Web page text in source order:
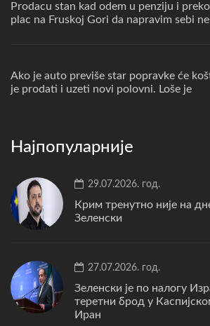
Prodacu stan kad odem u penziju i
plac na Fruskoj Gori da napravim sebi
Ako je auto previše star popravke će
je prodati i uzeti novi polovni. Loše je
Најпопуларније
29.07.2026. год.
Крим тренутно није на
Зеленски
27.07.2026. год.
Зеленски је по налогу
теретни брод у
Иран